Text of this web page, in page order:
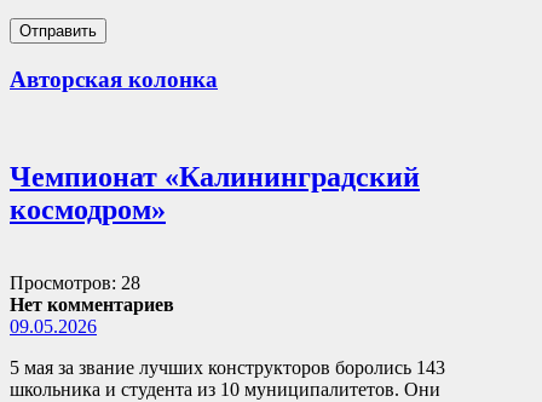
Авторская колонка
Чемпионат «Калининградский
космодром»
Просмотров: 28
Нет комментариев
09.05.2026
5 мая за звание лучших конструкторов боролись 143
школьника и студента из 10 муниципалитетов. Они